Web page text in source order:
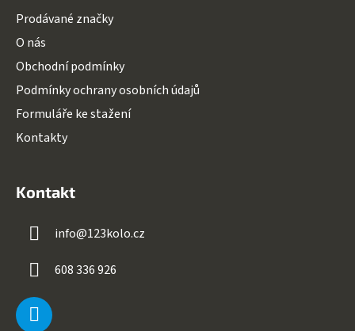
Prodávané značky
O nás
Obchodní podmínky
Podmínky ochrany osobních údajů
Formuláře ke stažení
Kontakty
Kontakt
info@123kolo.cz
608 336 926